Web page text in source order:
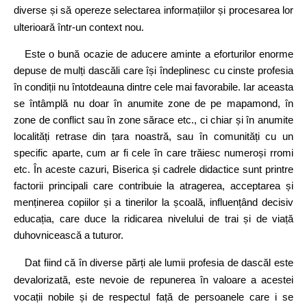
diverse și să opereze selectarea informațiilor și procesarea lor
ulterioară într‑un context nou.
Este o bună ocazie de aducere aminte a eforturilor enorme
depuse de mulți dascăli care își îndeplinesc cu cinste profesia
în condiții nu întotdeauna dintre cele mai favorabile. Iar aceasta
se întâmplă nu doar în anumite zone de pe mapamond, în
zone de conflict sau în zone sărace etc., ci chiar și în anumite
localități retrase din țara noastră, sau în comunități cu un
specific aparte, cum ar fi cele în care trăiesc numeroși rromi
etc. În aceste cazuri, Biserica și cadrele didactice sunt printre
factorii principali care contribuie la atragerea, acceptarea și
menținerea copiilor și a tinerilor la școală, influențând decisiv
educația, care duce la ridicarea nivelului de trai și de viață
duhovnicească a tuturor.
Dat fiind că în diverse părți ale lumii profesia de dascăl este
devalorizată, este nevoie de repunerea în valoare a acestei
vocații nobile și de respectul față de persoanele care i se